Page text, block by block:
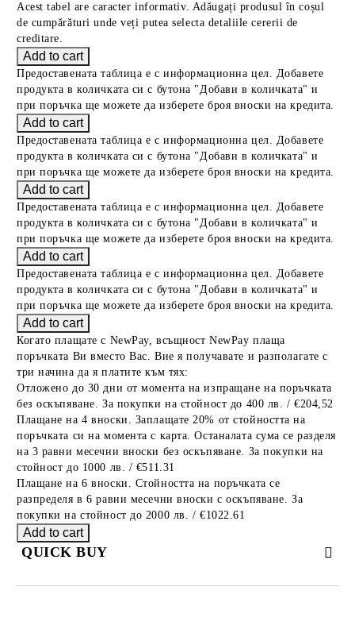
Acest tabel are caracter informativ. Adăugați produsul în coșul
de cumpărături unde veți putea selecta detaliile cererii de
creditare.
Предоставената таблица е с информационна цел. Добавете
продукта в количката си с бутона "Добави в количката" и
при поръчка ще можете да изберете броя вноски на кредита.
Предоставената таблица е с информационна цел. Добавете
продукта в количката си с бутона "Добави в количката" и
при поръчка ще можете да изберете броя вноски на кредита.
Предоставената таблица е с информационна цел. Добавете
продукта в количката си с бутона "Добави в количката" и
при поръчка ще можете да изберете броя вноски на кредита.
Предоставената таблица е с информационна цел. Добавете
продукта в количката си с бутона "Добави в количката" и
при поръчка ще можете да изберете броя вноски на кредита.
Когато плащате с NewPay, всъщност NewPay плаща
поръчката Ви вместо Вас. Вие я получавате и разполагате с
три начина да я платите към тях:
Отложено до 30 дни от момента на изпращане на поръчката
без оскъпяване. За покупки на стойност до 400 лв. / €204,52
Плащане на 4 вноски. Заплащате 20% от стойността на
поръчката си на момента с карта. Останалата сума се разделя
на 3 равни месечни вноски без оскъпяване. За покупки на
стойност до 1000 лв. / €511.31
Плащане на 6 вноски. Стойността на поръчката се
разпределя в 6 равни месечни вноски с оскъпяване. За
покупки на стойност до 2000 лв. / €1022.61
QUICK BUY